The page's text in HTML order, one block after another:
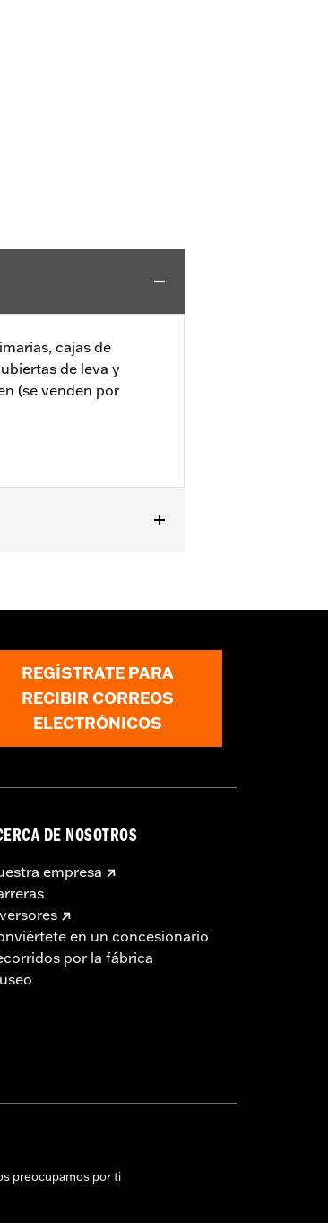
cajas de
de leva y
(se venden por
REGÍSTRATE PARA
RECIBIR CORREOS
ELECTRÓNICOS
DE NOSOTROS
empresa
en un concesionario
por la fábrica
preocupamos por ti